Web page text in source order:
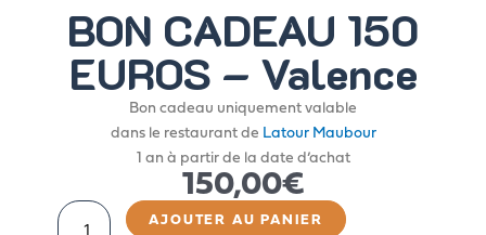
BON CADEAU 150
EUROS – Valence
Bon cadeau uniquement valable
dans le restaurant de Latour Maubour
1 an à partir de la date d’achat
150,00€
quantité
AJOUTER AU PANIER